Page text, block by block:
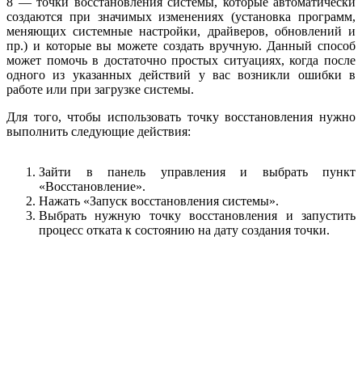
создаются при значимых изменениях (установка программ,
меняющих системные настройки, драйверов, обновлений и
пр.) и которые вы можете создать вручную. Данный способ
может помочь в достаточно простых ситуациях, когда после
одного из указанных действий у вас возникли ошибки в
работе или при загрузке системы.
Для того, чтобы использовать точку восстановления нужно
выполнить следующие действия:
Зайти в панель управления и выбрать пункт
«Восстановление».
Нажать «Запуск восстановления системы».
Выбрать нужную точку восстановления и запустить
процесс отката к состоянию на дату создания точки.